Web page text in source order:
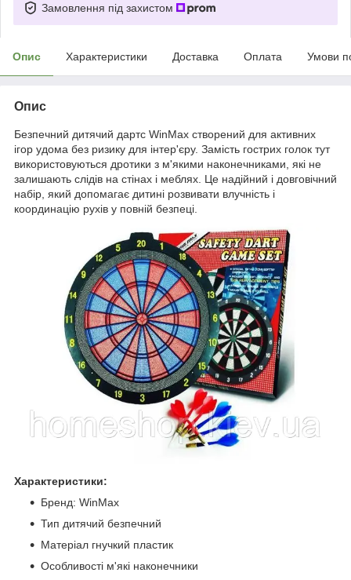
Замовлення під захистом
Опис Характеристики Доставка Оплата Умови
Опис
Безпечний дитячий дартс WinMax створений для активних
ігор удома без ризику для інтер'єру. Замість гострих голок тут
використовуються дротики з м'якими наконечниками, які не
залишають слідів на стінах і меблях. Це надійний і довговічний
набір, який допомагає дитині розвивати влучність і
координацію рухів у повній безпеці.
Характеристики:
Бренд: WinMax
Тип дитячий безпечний
Матеріал гнучкий пластик
Особливості м'які наконечники